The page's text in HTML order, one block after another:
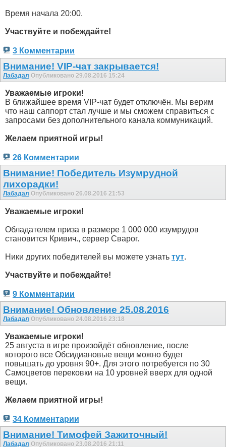
Время начала 20:00.
Участвуйте и побеждайте!
3 Комментарии
Внимание! VIP-чат закрывается!
Лабадал Опубликовано 29.08.2016 15:24
Уважаемые игроки!
В ближайшее время VIP-чат будет отключён. Мы верим
что наш саппорт стал лучше и мы сможем справиться с
запросами без дополнительного канала коммуникаций.
Желаем приятной игры!
26 Комментарии
Внимание! Победитель Изумрудной
лихорадки!
Лабадал Опубликовано 26.08.2016 21:53
Уважаемые игроки!
Обладателем приза в размере 1 000 000 изумрудов
становится Кривич., сервер Сварог.
Ники других победителей вы можете узнать тут.
Участвуйте и побеждайте!
9 Комментарии
Внимание! Обновление 25.08.2016
Лабадал Опубликовано 24.08.2016 23:18
Уважаемые игроки!
25 августа в игре произойдёт обновление, после
которого все Обсидиановые вещи можно будет
повышать до уровня 90+. Для этого потребуется по 30
Самоцветов перековки на 10 уровней вверх для одной
вещи.
Желаем приятной игры!
34 Комментарии
Внимание! Тимофей Зажиточный!
Лабадал Опубликовано 23.08.2016 21:11